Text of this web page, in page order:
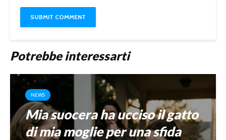
Potrebbe interessarti
NEWS
Mia suocera ha ucciso il gatto
di mia moglie per una sfida